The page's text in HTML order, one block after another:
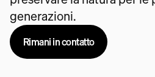
generazioni.
Rimani in contatto